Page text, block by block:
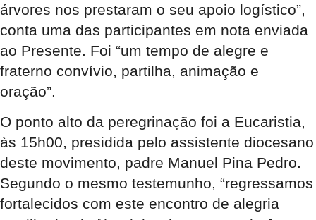
árvores nos prestaram o seu apoio logístico”,
conta uma das participantes em nota enviada
ao Presente. Foi “um tempo de alegre e
fraterno convívio, partilha, animação e
oração”.
O ponto alto da peregrinação foi a Eucaristia,
às 15h00, presidida pelo assistente diocesano
deste movimento, padre Manuel Pina Pedro.
Segundo o mesmo testemunho, “regressamos
fortalecidos com este encontro de alegria